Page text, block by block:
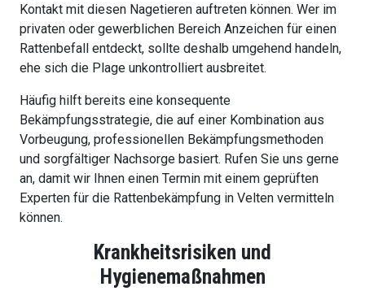
Kontakt mit diesen Nagetieren auftreten können. Wer im
privaten oder gewerblichen Bereich Anzeichen für einen
Rattenbefall entdeckt, sollte deshalb umgehend handeln,
ehe sich die Plage unkontrolliert ausbreitet.
Häufig hilft bereits eine konsequente
Bekämpfungsstrategie, die auf einer Kombination aus
Vorbeugung, professionellen Bekämpfungsmethoden
und sorgfältiger Nachsorge basiert. Rufen Sie uns gerne
an, damit wir Ihnen einen Termin mit einem geprüften
Experten für die Rattenbekämpfung in Velten vermitteln
können.
Krankheitsrisiken und
Hygienemaßnahmen